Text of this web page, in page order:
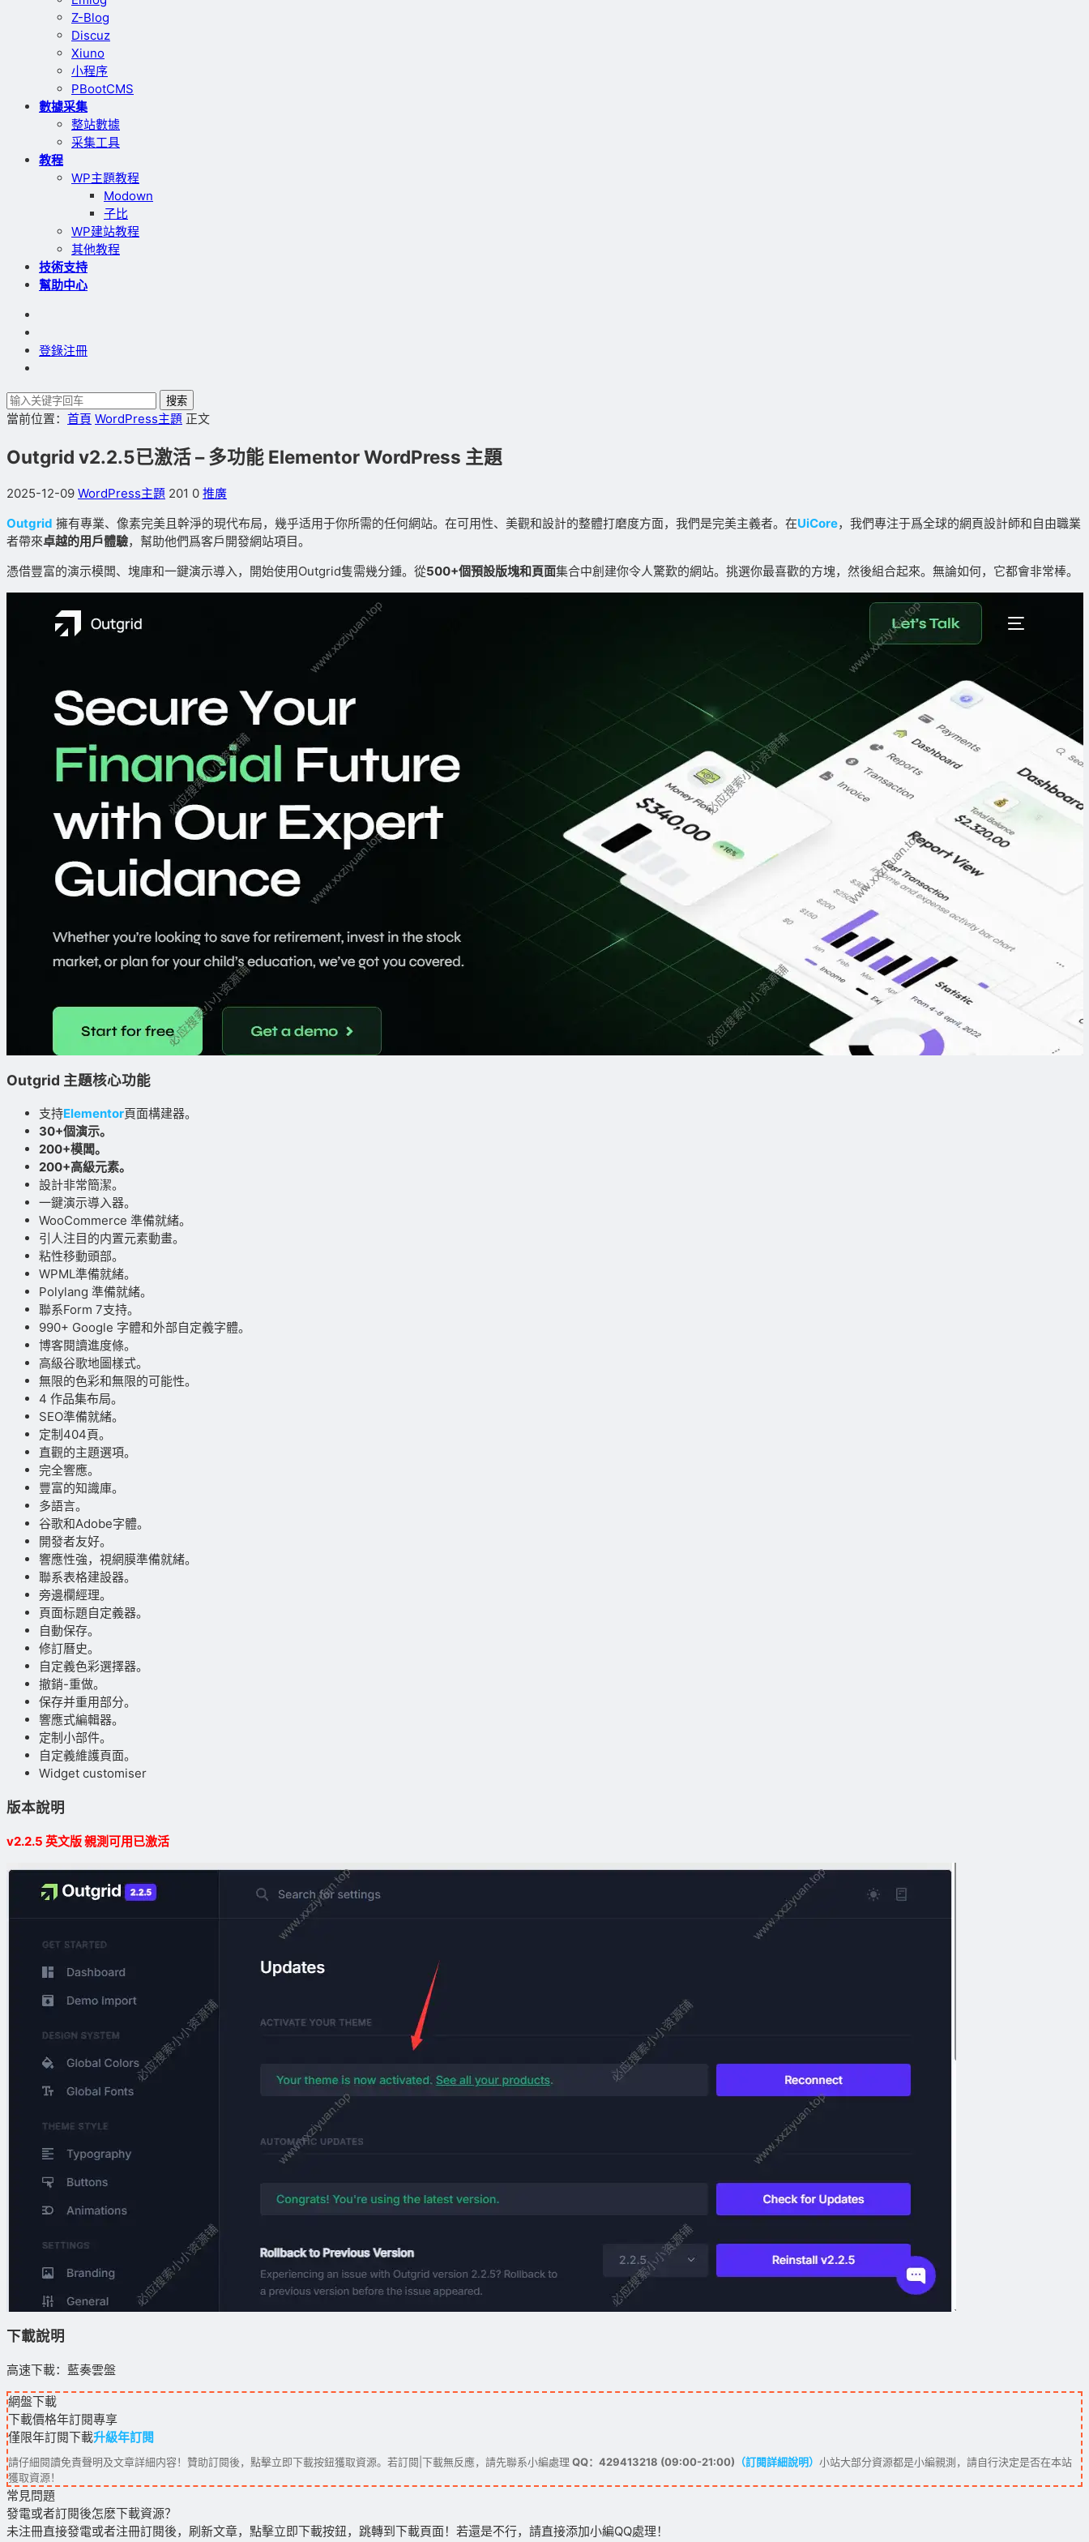
Z-Blog
Discuz
Xiuno
小程序
PBootCMS
數據采集
整站數據
采集工具
教程
WP主題教程
Modown
子比
WP建站教程
其他教程
技術支持
幫助中心
登錄注冊
搜索
當前位置： 首頁 WordPress主題 正文
Outgrid v2.2.5已激活 – 多功能 Elementor WordPress 主題
2025-12-09 WordPress主題 201 0 推廣
Outgrid 擁有專業、像素完美且幹淨的現代布局，幾乎适用于你所需的任何網站。在可用性、美觀和設計的整體打磨度方面，我們是完美主義者。在UiCore，我們專注于爲全球的網頁設計師和自由職業
者帶來卓越的用戶體驗，幫助他們爲客戶開發網站項目。
憑借豐富的演示模闆、塊庫和一鍵演示導入，開始使用Outgrid隻需幾分鍾。從500+個預設版塊和頁面集合中創建你令人驚歎的網站。挑選你最喜歡的方塊，然後組合起來。無論如何，它都會非常棒。
Outgrid 主題核心功能
支持Elementor頁面構建器。
30+個演示。
200+模闆。
200+高級元素。
設計非常簡潔。
一鍵演示導入器。
WooCommerce 準備就緒。
引人注目的内置元素動畫。
粘性移動頭部。
WPML準備就緒。
Polylang 準備就緒。
聯系Form 7支持。
990+ Google 字體和外部自定義字體。
博客閱讀進度條。
高級谷歌地圖樣式。
無限的色彩和無限的可能性。
4 作品集布局。
SEO準備就緒。
定制404頁。
直觀的主題選項。
完全響應。
豐富的知識庫。
多語言。
谷歌和Adobe字體。
開發者友好。
響應性強，視網膜準備就緒。
聯系表格建設器。
旁邊欄經理。
頁面标題自定義器。
自動保存。
修訂曆史。
自定義色彩選擇器。
撤銷-重做。
保存并重用部分。
響應式編輯器。
定制小部件。
自定義維護頁面。
Widget customiser
版本說明
v2.2.5 英文版 親測可用已激活
下載說明
高速下載：藍奏雲盤
網盤下載
下載價格年訂閱專享
僅限年訂閱下載升級年訂閱
請仔細閱讀免責聲明及文章詳細内容！贊助訂閱後，點擊立即下載按鈕獲取資源。若訂閱|下載無反應，請先聯系小編處理 QQ：429413218 (09:00-21:00) （訂閱詳細說明） 小站大部分資源都是小編親測，請自行決定是否在本站
獲取資源！
常見問題
發電或者訂閱後怎麽下載資源？
未注冊直接發電或者注冊訂閱後，刷新文章，點擊立即下載按鈕，跳轉到下載頁面！若還是不行，請直接添加小編QQ處理！